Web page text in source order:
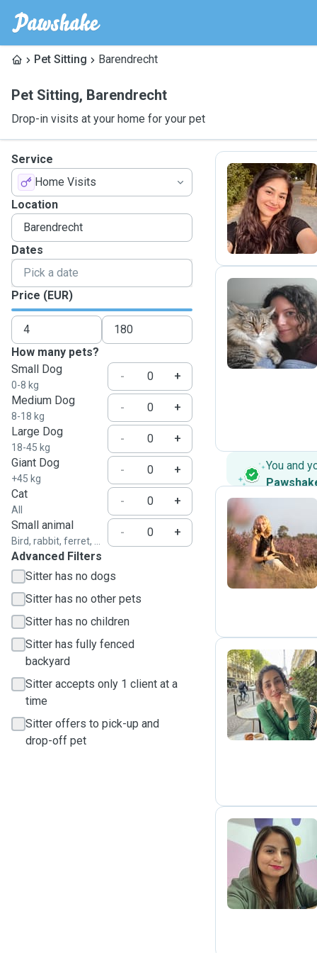
Pet Sitting Barendrecht
Pet Sitting, Barendrecht
Drop-in visits at your home for your pet
Service
Home Visits
Location
Dates
Price (EUR)
How many pets?
Small Dog
0-8 kg
-
+
Medium Dog
8-18 kg
-
+
Large Dog
18-45 kg
-
+
Giant Dog
+45 kg
-
+
Cat
All
-
+
Small animal
Bird, rabbit, ferret, ...
-
+
Advanced Filters
Sitter has no dogs
Sitter has no other pets
Sitter has no children
Sitter has fully fenced
backyard
Sitter accepts only 1 client at a
time
Sitter offers to pick-up and
drop-off pet
R
E
You and
N
S
L